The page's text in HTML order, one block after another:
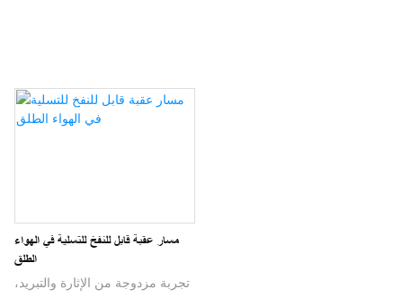
مسار عقبة قابل للنفخ للتسلية في الهواء
الطلق
تجربة مزدوجة من الإثارة والتبريد،